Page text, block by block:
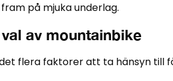
på mjuka underlag.
av mountainbike
flera faktorer att ta hänsyn